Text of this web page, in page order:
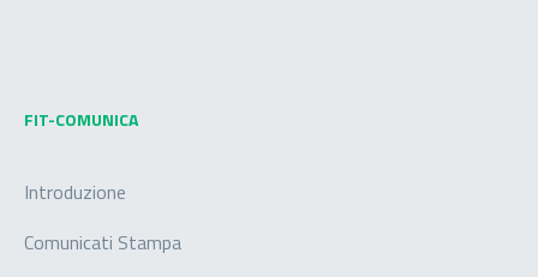
FIT-COMUNICA
Introduzione
Comunicati Stampa